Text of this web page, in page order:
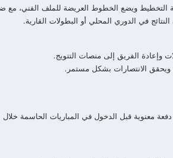
ويضع الخطوط العريضة للملف الفني، مع
في الدوري المحلي أو البطولات القارية.
وإعادة الفريق إلى منصات التتويج.
ويحقق الانتصارات بشكل مستمر.
دفعة معنوية قبل الدخول في المباريات الحاسمة